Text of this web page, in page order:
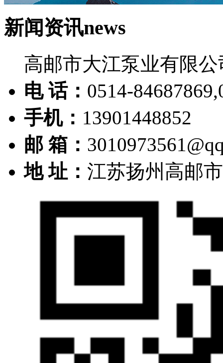
新闻资讯news
高邮市大江泵业有限公
电 话： 0514-
手机： 13901448852
邮 箱：
地 址： 江苏扬州高邮